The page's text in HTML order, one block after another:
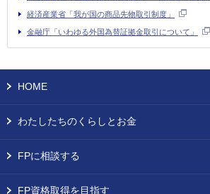
経済産業省「我が国の商品先物取引制度」
金融庁「いわゆる外国為替証拠金取引について」
HOME
わたしたちのくらしとお金
FPに相談する
FP資格取得を目指す